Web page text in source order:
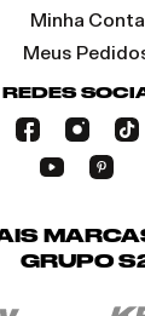
Minha Conta
Meus
REDES
GRUPO